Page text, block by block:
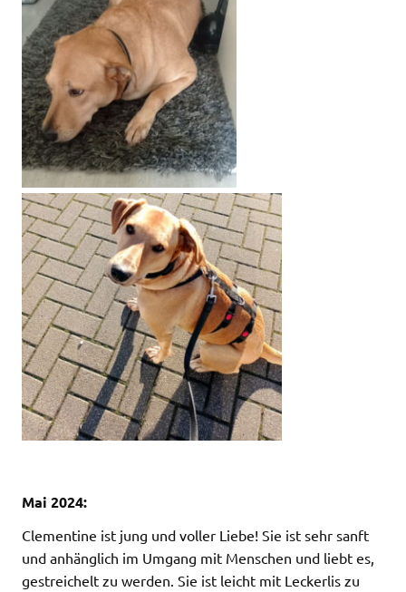
Mai 2024:
Clementine ist jung und voller Liebe! Sie ist sehr sanft
und anhänglich im Umgang mit Menschen und liebt es,
gestreichelt zu werden. Sie ist leicht mit Leckerlis zu